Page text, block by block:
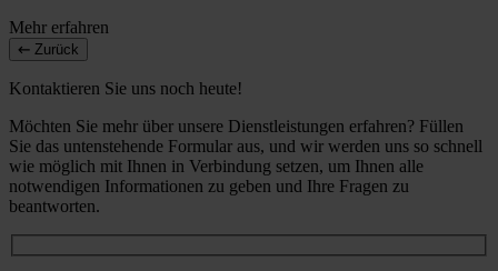
Mehr erfahren
Zurück
Kontaktieren Sie uns noch heute!
Möchten Sie mehr über unsere Dienstleistungen erfahren? Füllen
Sie das untenstehende Formular aus, und wir werden uns so schnell
wie möglich mit Ihnen in Verbindung setzen, um Ihnen alle
notwendigen Informationen zu geben und Ihre Fragen zu
beantworten.